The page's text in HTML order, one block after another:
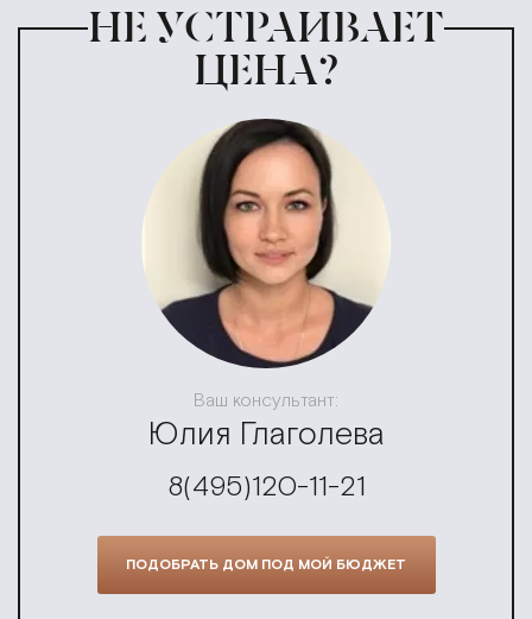
НЕ УСТРАИВАЕТ
ЦЕНА?
Ваш консультант:
Юлия Глаголева
8(495)120-11-21
ПОДОБРАТЬ ДОМ ПОД МОЙ БЮДЖЕТ